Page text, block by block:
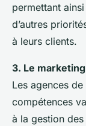
permettant
d’autres
à leurs clients.
3. Le marketing
Les agences de
compétences
à la gestion